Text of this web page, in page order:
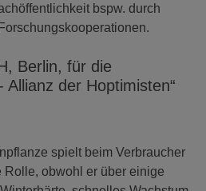
bspw. durch
Berlin, für die
Allianz der Hoptimisten“
spielt beim Verbraucher
Rolle, obwohl er über einige